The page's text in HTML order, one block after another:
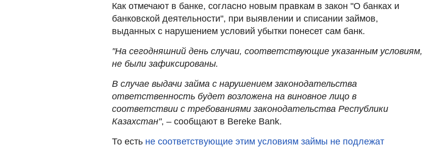
Как отмечают в банке, согласно новым правкам в закон "О банках и
банковской деятельности", при выявлении и списании займов,
выданных с нарушением условий убытки понесет сам банк.
"На сегодняшний день случаи, соответствующие указанным условиям,
не были зафиксированы.
В случае выдачи займа с нарушением законодательства
ответственность будет возложена на виновное лицо в
соответствии с требованиями законодательства Республики
Казахстан", – сообщают в Bereke Bank.
То есть не соответствующие этим условиям займы не подлежат